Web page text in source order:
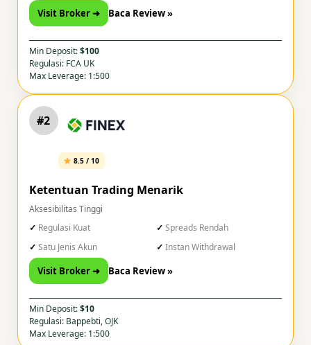
Visit Broker ➜ Baca Review »
Min Deposit:$100
Regulasi: FCA UK
Max Leverage: 1:500
#2
8.5 / 10
Ketentuan Trading Menarik
Aksesibilitas Tinggi
Regulasi Kuat
Spreads Rendah
Satu Jenis Akun
Instan Withdrawal
Visit Broker ➜ Baca Review »
Min Deposit:$10
Regulasi: Bappebti, OJK
Max Leverage: 1:500